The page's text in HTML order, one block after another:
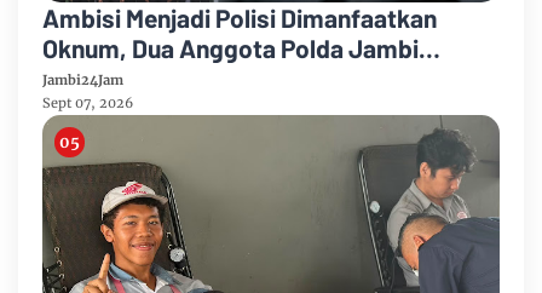
Ambisi Menjadi Polisi Dimanfaatkan
Oknum, Dua Anggota Polda Jambi
Diduga Tipu Calon Bintara dengan Janji
Kelulusan
Jambi24Jam
Sept 07, 2026